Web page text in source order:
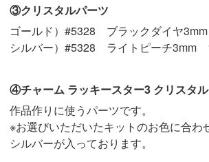
③クリスタルパーツ
ゴールド）#5328 ブラックダイヤ
シルバー）#5328 ライトピーチ3mm
④チャーム ラッキースター3 クリスタ
作品作りに使うパーツです。
※お選びいただいたキットのお色に合わ
シルバーが入っております。